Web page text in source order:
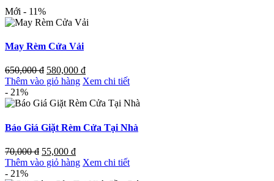
Mới - 11%
May Rèm Cửa Vải
650,000đ 580,000 đ
Thêm vào giỏ hàng Xem chi tiết
- 21%
Báo Giá Giặt Rèm Cửa Tại Nhà
70,000đ 55,000 đ
Thêm vào giỏ hàng Xem chi tiết
- 21%